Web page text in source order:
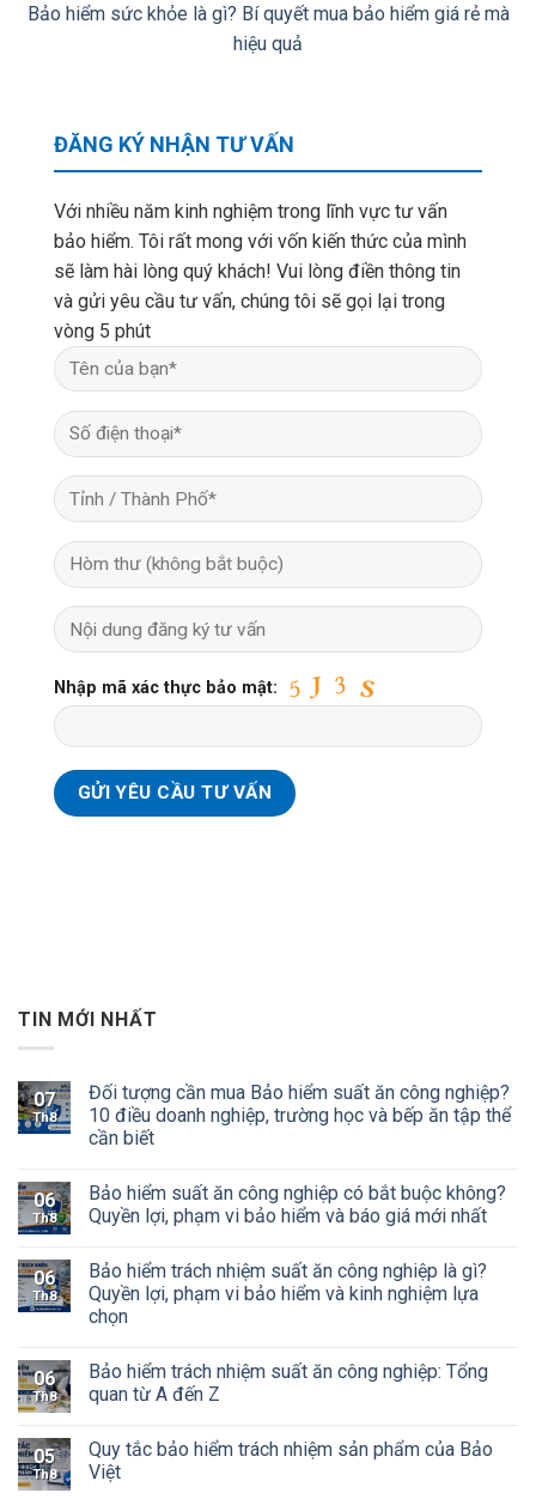
Bảo hiểm sức khỏe là gì? Bí quyết mua bảo hiểm giá rẻ mà
hiệu quả
ĐĂNG KÝ NHẬN TƯ VẤN
Với nhiều năm kinh nghiệm trong lĩnh vực tư vấn
bảo hiểm. Tôi rất mong với vốn kiến thức của mình
sẽ làm hài lòng quý khách! Vui lòng điền thông tin
và gửi yêu cầu tư vấn, chúng tôi sẽ gọi lại trong
vòng 5 phút
Nhập mã xác thực bảo mật:
TIN MỚI NHẤT
07
Th8
Đối tượng cần mua Bảo hiểm suất ăn công nghiệp?
10 điều doanh nghiệp, trường học và bếp ăn tập thể
cần biết
06
Th8
Bảo hiểm suất ăn công nghiệp có bắt buộc không?
Quyền lợi, phạm vi bảo hiểm và báo giá mới nhất
06
Th8
Bảo hiểm trách nhiệm suất ăn công nghiệp là gì?
Quyền lợi, phạm vi bảo hiểm và kinh nghiệm lựa
chọn
06
Th8
Bảo hiểm trách nhiệm suất ăn công nghiệp: Tổng
quan từ A đến Z
05
Th8
Quy tắc bảo hiểm trách nhiệm sản phẩm của Bảo
Việt